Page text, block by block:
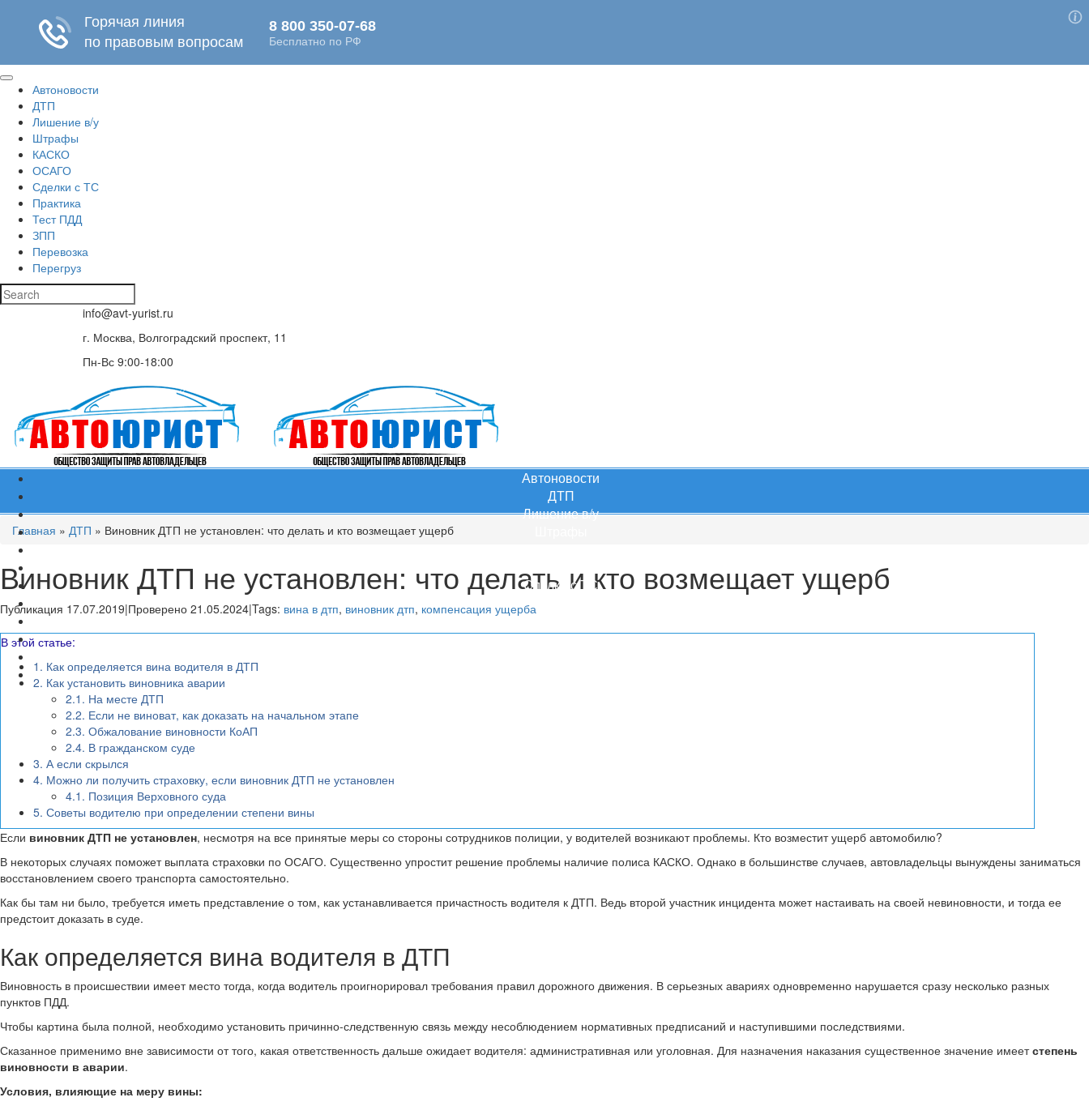
Автоновости
ДТП
Лишение в/у
Штрафы
КАСКО
ОСАГО
Сделки с ТС
Практика
Тест ПДД
ЗПП
Перевозка
Перегруз
info@avt-yurist.ru
г. Москва, Волгоградский проспект, 11
Пн-Вс 9:00-18:00
Автоновости
ДТП
Лишение в/у
Сделки с ТС
ЗПП
Главная » ДТП » Виновник ДТП не установлен: что делать и кто возмещает ущерб
Виновник ДТП не установлен: что делать и кто возмещает ущерб
Публикация 17.07.2019|Проверено 21.05.2024|Tags: вина в дтп, виновник дтп, компенсация ущерба
В этой статье:
1. Как определяется вина водителя в ДТП
2. Как установить виновника аварии
2.1. На месте ДТП
2.2. Если не виноват, как доказать на начальном этапе
2.3. Обжалование виновности КоАП
2.4. В гражданском суде
3. А если скрылся
4. Можно ли получить страховку, если виновник ДТП не установлен
4.1. Позиция Верховного суда
5. Советы водителю при определении степени вины
Если виновник ДТП не установлен, несмотря на все принятые меры со стороны сотрудников полиции, у водителей возникают проблемы. Кто возместит ущерб автомобилю?
В некоторых случаях поможет выплата страховки по ОСАГО. Существенно упростит решение проблемы наличие полиса КАСКО. Однако в большинстве случаев, автовладельцы вынуждены заниматься
восстановлением своего транспорта самостоятельно.
Как бы там ни было, требуется иметь представление о том, как устанавливается причастность водителя к ДТП. Ведь второй участник инцидента может настаивать на своей невиновности, и тогда ее
предстоит доказать в суде.
Как определяется вина водителя в ДТП
Виновность в происшествии имеет место тогда, когда водитель проигнорировал требования правил дорожного движения. В серьезных авариях одновременно нарушается сразу несколько разных
пунктов ПДД.
Чтобы картина была полной, необходимо установить причинно-следственную связь между несоблюдением нормативных предписаний и наступившими последствиями.
Сказанное применимо вне зависимости от того, какая ответственность дальше ожидает водителя: административная или уголовная. Для назначения наказания существенное значение имеетстепень
виновности в аварии.
Условия, влияющие на меру вины: